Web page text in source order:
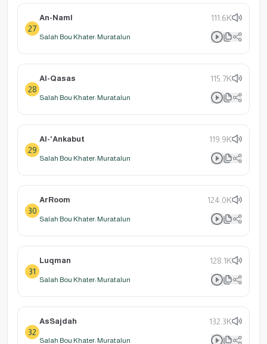
27
An-Naml 111.6K
Salah Bou Khater: Muratalun
28
Al-Qasas 115.7K
Salah Bou Khater: Muratalun
29
Al-'Ankabut 119.9K
Salah Bou Khater: Muratalun
30
ArRoom 124.0K
Salah Bou Khater: Muratalun
31
Luqman 128.1K
Salah Bou Khater: Muratalun
32
AsSajdah 132.3K
Salah Bou Khater: Muratalun